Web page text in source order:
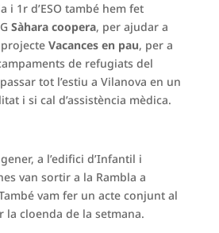
i 1r d’ESO també hem fet
Sàhara coopera, per ajudar a
Vacances en pau, per a
de refugiats del
tot l’estiu a Vilanova en un
i si cal d’assistència mèdica.
a l’edifici d’Infantil i
van sortir a la Rambla a
vam fer un acte conjunt al
la cloenda de la setmana.